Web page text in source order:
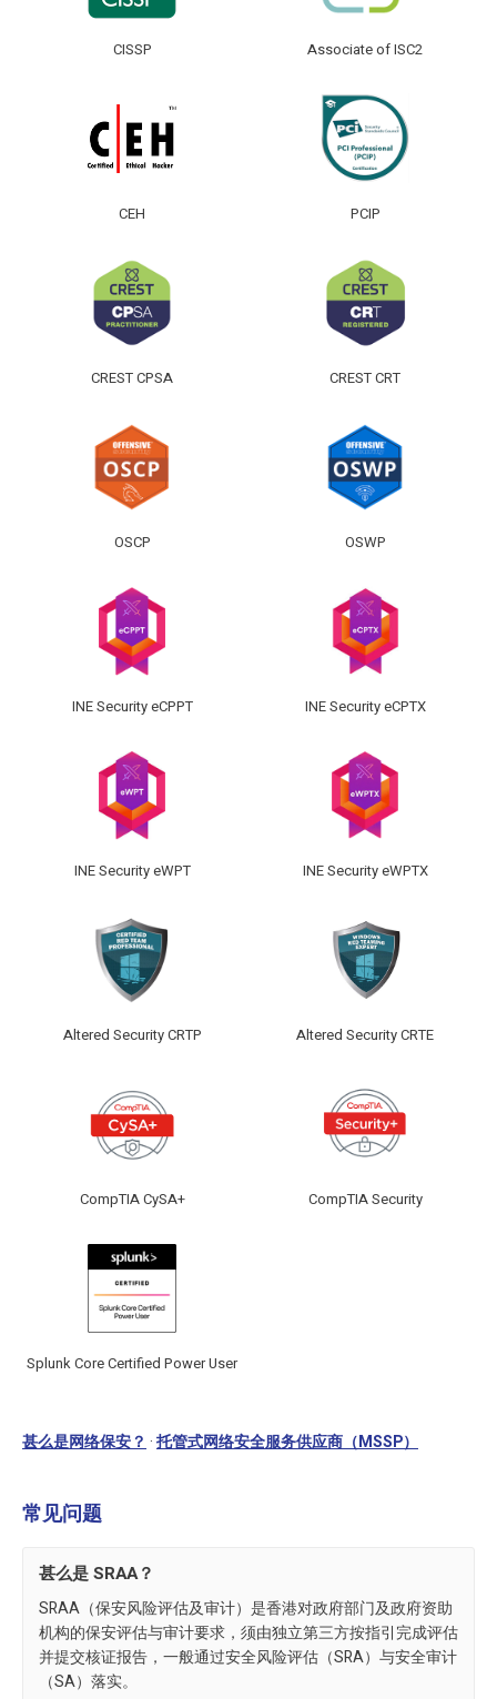
CISSP Associate of ISC2
CEH PCIP
CREST CPSA CREST CRT
OSCP OSWP
INE Security eCPPT INE Security eCPTX
INE Security eWPT INE Security eWPTX
Altered Security CRTP Altered Security CRTE
CompTIA CySA+ CompTIA Security
Splunk Core Certified Power User
相关网络安全页面
甚么是网络保安？ ·托管式网络安全服务供应商（MSSP）
常见问题
甚么是 SRAA？
SRAA（保安风险评估及审计）是香港对政府部门及政府资助
机构的保安评估与审计要求，须由独立第三方按指引完成评估
并提交核证报告，一般通过安全风险评估（SRA）与安全审计
（SA）落实。